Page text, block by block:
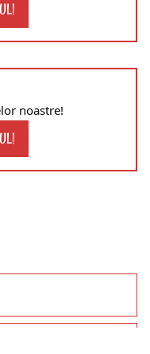
noastre!